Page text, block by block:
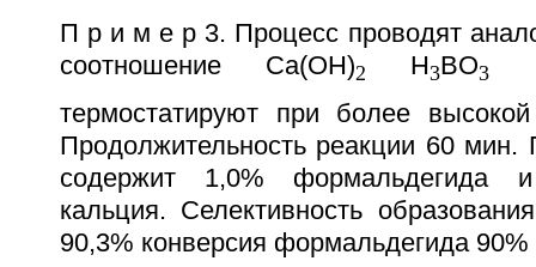
П р и м е р 3. Процесс проводят
соотношение Ca(OH)2 H3BO3
термостатируют при более
Продолжительность реакции 60 мин.
содержит 1,0% формальдегида
кальция. Селективность
90,3% конверсия формальдегида 90%